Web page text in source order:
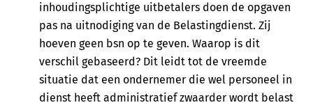
inhoudingsplichtige uitbetalers doen de opgaven
pas na uitnodiging van de Belastingdienst. Zij
hoeven geen bsn op te geven. Waarop is dit
verschil gebaseerd? Dit leidt tot de vreemde
situatie dat een ondernemer die wel personeel in
dienst heeft administratief zwaarder wordt belast